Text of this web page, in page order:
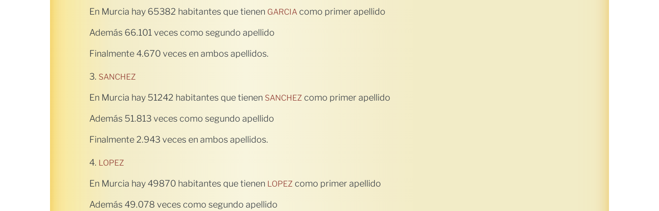
En Murcia hay 65382 habitantes que tienen GARCIA como primer apellido
Además 66.101 veces como segundo apellido
Finalmente 4.670 veces en ambos apellidos.
3. SANCHEZ
En Murcia hay 51242 habitantes que tienen SANCHEZ como primer apellido
Además 51.813 veces como segundo apellido
Finalmente 2.943 veces en ambos apellidos.
4. LOPEZ
En Murcia hay 49870 habitantes que tienen LOPEZ como primer apellido
Además 49.078 veces como segundo apellido